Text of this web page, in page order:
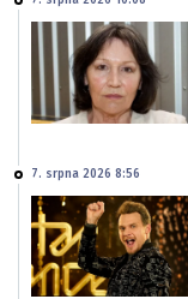
7. srpna 2026 8:56